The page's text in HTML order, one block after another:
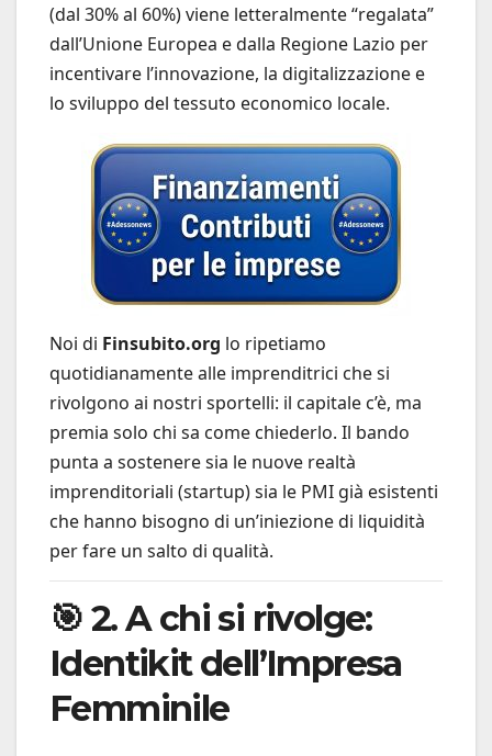
(dal 30% al 60%) viene letteralmente “regalata”
dall’Unione Europea e dalla Regione Lazio per
incentivare l’innovazione, la digitalizzazione e
lo sviluppo del tessuto economico locale.
Noi di Finsubito.org lo ripetiamo
quotidianamente alle imprenditrici che si
rivolgono ai nostri sportelli: il capitale c’è, ma
premia solo chi sa come chiederlo. Il bando
punta a sostenere sia le nuove realtà
imprenditoriali (startup) sia le PMI già esistenti
che hanno bisogno di un’iniezione di liquidità
per fare un salto di qualità.
🎯 2. A chi si rivolge:
Identikit dell’Impresa
Femminile